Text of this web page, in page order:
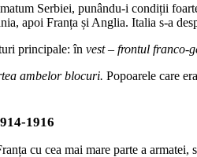
Serbiei, punându-i condiții
apoi Franța și Anglia. Italia s-a
principale: în vest – frontul franco-
ambelor blocuri. Popoarele care
1916
cu cea mai mare parte a